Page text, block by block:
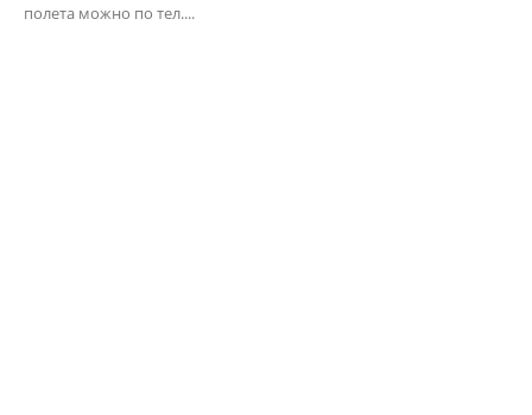
полета можно по тел....